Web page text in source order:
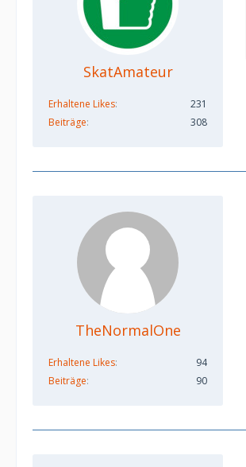
SkatAmateur
Erhaltene Likes
231
Beiträge
308
TheNormalOne
Erhaltene Likes
94
Beiträge
90